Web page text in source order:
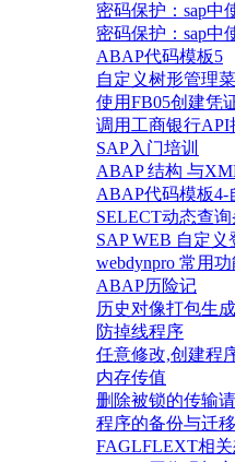
密码保护：sap中
密码保护：sap中
ABAP代码模板5
自定义树形管理
使用FB05创建凭
调用工商银行API
SAP入门培训
ABAP 结构 与
ABAP代码模板4-
SELECT动态查
SAP WEB 自定义
webdynpro 常用
ABAP历险记
历史对像打包生
防掉线程序
任意修改,创建程
内存传值
删除被锁的传输
程序的备份与迁移
FAGLFLEXT相